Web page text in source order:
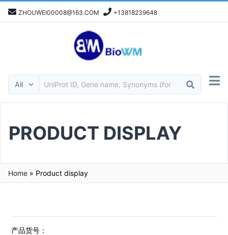
ZHOUWEI00008@163.COM +13818239648
PRODUCT DISPLAY
Home » Product display
产品货号：